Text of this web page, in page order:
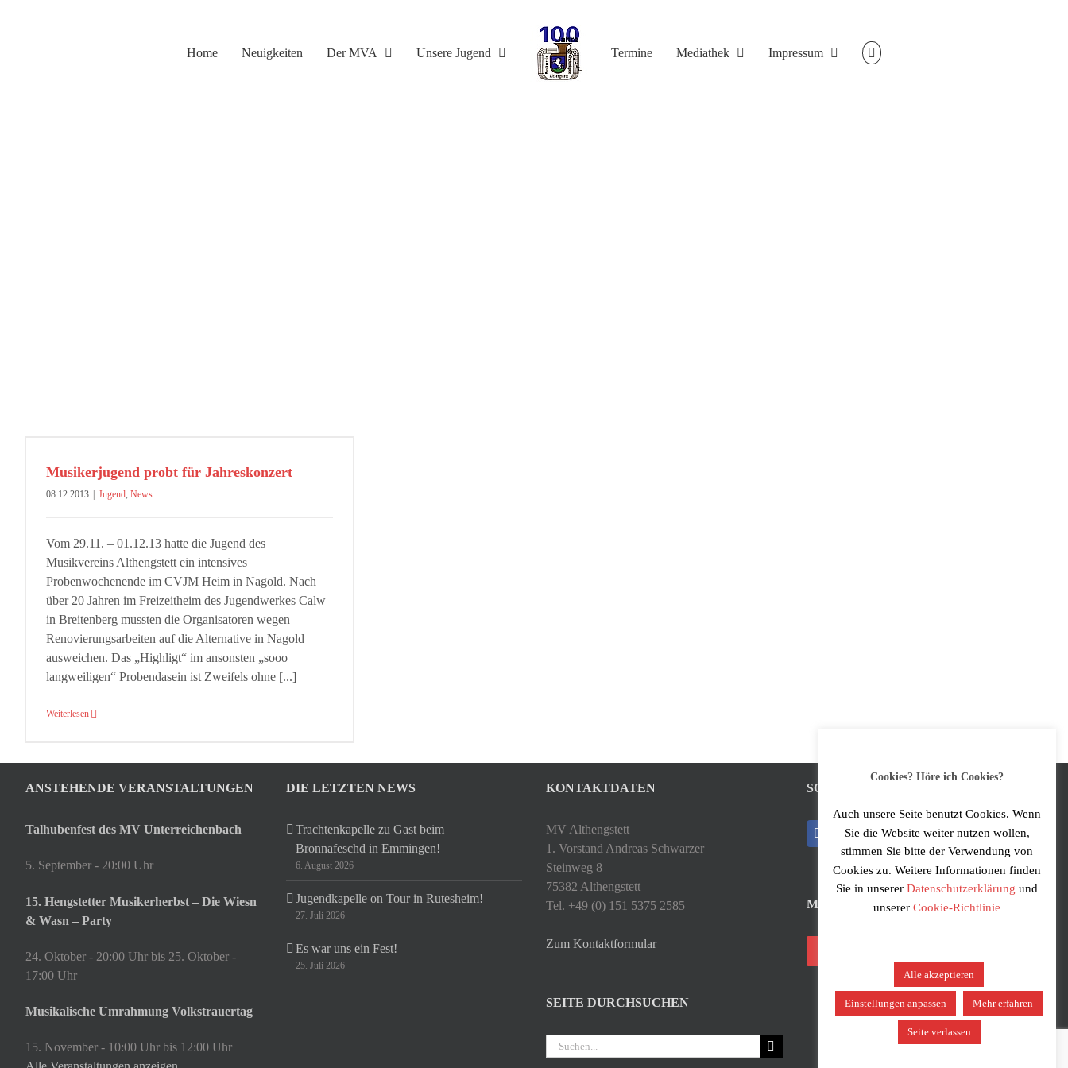
Home Neuigkeiten Der MVA Unsere Jugend Termine Mediathek Impressum
Musikerjugend probt für Jahreskonzert
08.12.2013 Jugend, News
Vom 29.11. – 01.12.13 hatte die Jugend des
Musikvereins Althengstett ein intensives
Probenwochenende im CVJM Heim in Nagold. Nach
über 20 Jahren im Freizeitheim des Jugendwerkes Calw
in Breitenberg mussten die Organisatoren wegen
Renovierungsarbeiten auf die Alternative in Nagold
ausweichen. Das „Highligt“ im ansonsten „sooo
langweiligen“ Probendasein ist Zweifels ohne [...]
Weiterlesen
ANSTEHENDE VERANSTALTUNGEN
Talhubenfest des MV Unterreichenbach
5. September - 20:00 Uhr
15. Hengstetter Musikerherbst – Die Wiesn
& Wasn – Party
24. Oktober - 20:00 Uhr bis 25. Oktober -
17:00 Uhr
Musikalische Umrahmung Volkstrauertag
15. November - 10:00 Uhr bis 12:00 Uhr
DIE LETZTEN NEWS
Trachtenkapelle zu Gast beim
Bronnafeschd in Emmingen!
6. August 2026
Jugendkapelle on Tour in Rutesheim!
27. Juli 2026
Es war uns ein Fest!
25. Juli 2026
KONTAKTDATEN
MV Althengstett
1. Vorstand Andreas Schwarzer
Steinweg 8
75382 Althengstett
Tel. +49 (0) 151 5375 2585
Zum Kontaktformular
SEITE DURCHSUCHEN
Suche
nach:
SOCIAL MEDIA
MUSIKER*INNEN-LOGIN
Cookies? Höre ich Cookies?
Auch unsere Seite benutzt Cookies. Wenn
Sie die Website weiter nutzen wollen,
stimmen Sie bitte der Verwendung von
Cookies zu. Weitere Informationen finden
Sie in unserer Datenschutzerklärung und
unserer Cookie-Richtlinie
Alle akzeptieren
Einstellungen anpassen Mehr erfahren
Seite verlassen